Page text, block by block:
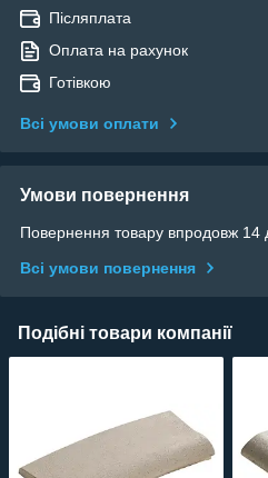
Післяплата
Оплата на рахунок
Готівкою
Всі умови оплати
Умови повернення
Повернення товару впродовж 14
Всі умови повернення
Подібні товари компанії